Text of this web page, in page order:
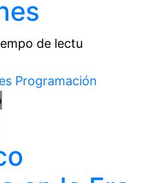
de lectu
Programación